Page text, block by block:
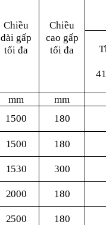
Chiều
dài gấp
tối đa
Chiều
cao gấp
tối đa
mm
mm
1500 180
1500 180
1530 300
2000 180
2500 180